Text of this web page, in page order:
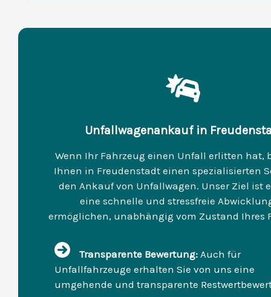
Unfallwagenankauf in
Wenn Ihr Fahrzeug einen Unfall erlitten hat,
Ihnen in Freudenstadt einen spezialisierten
den Ankauf von Unfallwagen. Unser Ziel ist
eine schnelle und stressfreie
ermöglichen, unabhängig vom Zustand Ihres
Transparente Bewertung: Auch für
Unfallfahrzeuge erhalten Sie von uns eine
umgehende und transparente